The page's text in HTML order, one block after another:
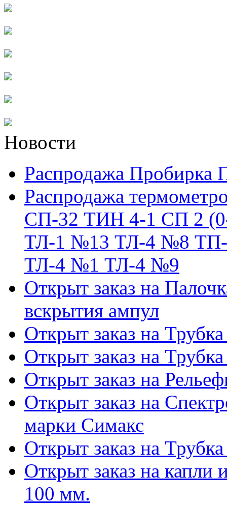
Новости
Распродажа Пробирка
Распродажа
СП-32 ТИН 4-1 СП 2
ТЛ-1 №13 ТЛ-4 №8 ТП-
ТЛ-4 №1 ТЛ-4 №9
Открыт заказ на
вскрытия ампул
Открыт заказ на
Открыт заказ на
Открыт заказ на
Открыт заказ на
марки Симакс
Открыт заказ на
Открыт заказ на капли
100 мм.